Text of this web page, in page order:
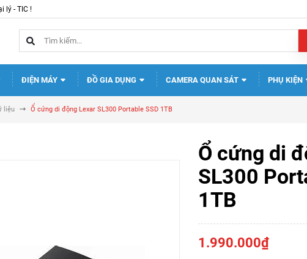
lý - TIC !
ĐIỆN MÁY ĐỒ GIA DỤNG CAMERA QUAN SÁT PHỤ KIỆN
liệu Ổ cứng di động Lexar SL300 Portable SSD 1TB
Ổ cứng di
SL300
1TB
1.990.000₫